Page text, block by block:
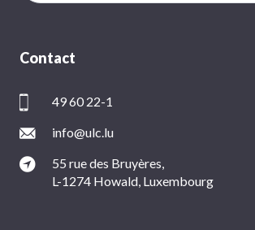
Contact
49 60 22-1
info@ulc.lu
55 rue des Bruyères,
L-1274 Howald, Luxembourg